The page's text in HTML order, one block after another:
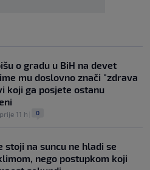
o gradu u BiH na devet
mu doslovno znači "zdrava
koji ga posjete ostanu
prije 11 h 0
stoji na suncu ne hladi se
nego postupkom koji